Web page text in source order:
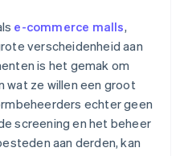
e-commerce malls,
verscheidenheid aan
is het gemak om
wat ze willen een groot
echter geen
screening en het beheer
aan derden, kan